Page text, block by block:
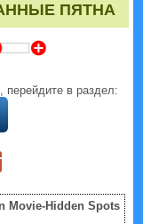
ПЯТНА
Z
перейдите в раздел:
Movie-Hidden Spots